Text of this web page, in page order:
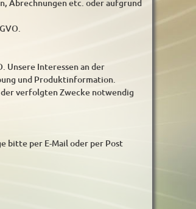
Abrechnungen etc. oder aufgrund
Unsere Interessen an der
und Produktinformation.
verfolgten Zwecke notwendig
bitte per E-Mail oder per Post